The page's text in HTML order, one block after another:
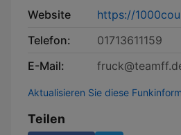
Website
https://
Telefon:
01713611159
E-Mail:
Aktualisieren Sie diese
Teilen